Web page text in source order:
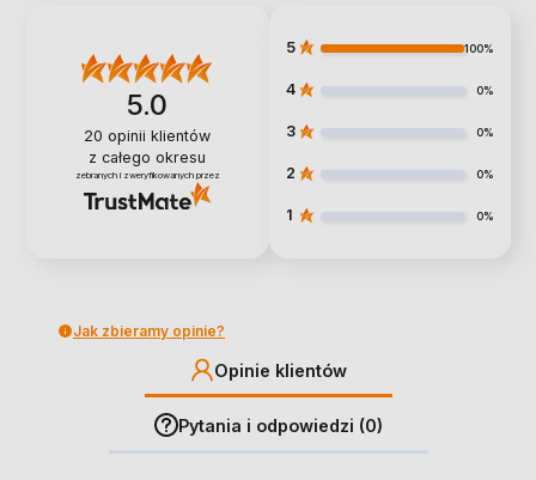
5.0
20 opinii klientów
z całego okresu
zebranych i zweryfikowanych przez
5 100%
4 0%
3 0%
2 0%
1 0%
Jak zbieramy opinie?
Opinie klientów
Pytania i odpowiedzi (0)